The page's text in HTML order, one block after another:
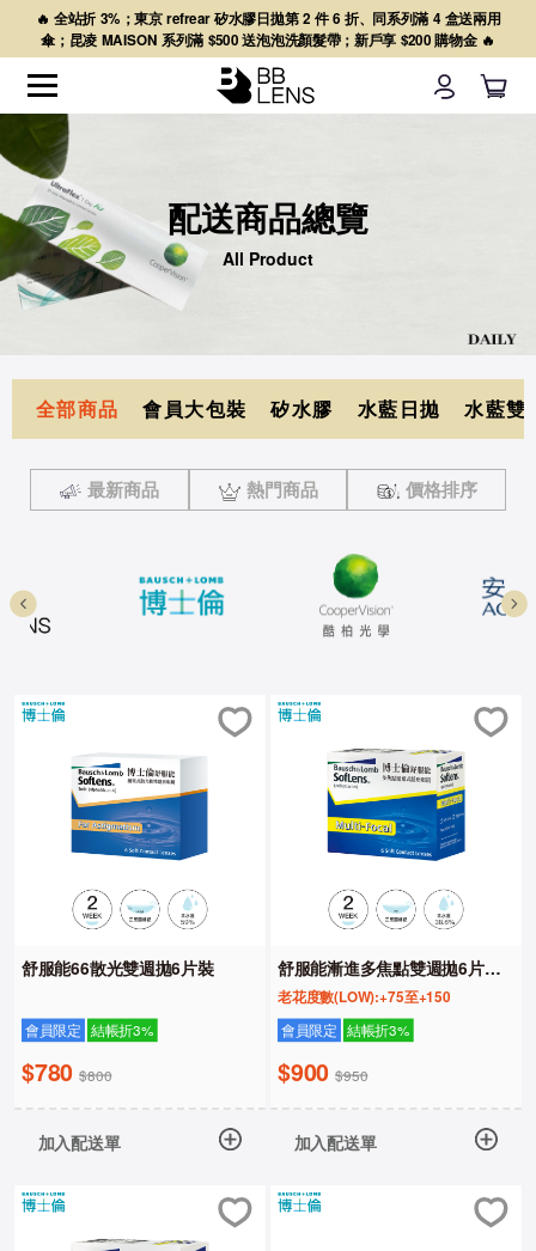
🔥 全站折 3%；東京 refrear 矽水膠日拋第 2 件 6 折、同系列滿 4 盒送兩用
傘；昆凌 MAISON 系列滿 $500 送泡泡洗顏髮帶；新戶享 $200 購物金 🔥
配送商品總覽
All Product
全部商品 會員大包裝 矽水膠 水藍日拋 水藍雙
最新商品 熱門商品 價格排序
舒服能66散光雙週拋6片裝
會員限定 結帳折3%
$780 $800
加入配送單
舒服能漸進多焦點雙週拋6片裝
(LOW)
老花度數(LOW):+75至+150
會員限定 結帳折3%
$900 $950
加入配送單